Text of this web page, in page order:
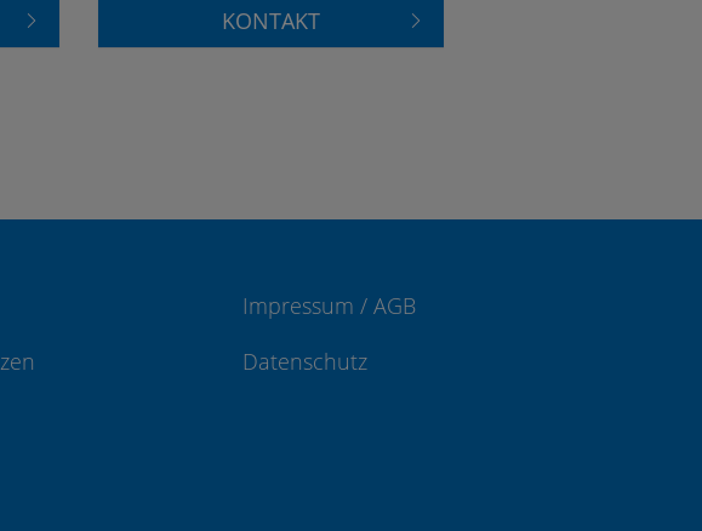
KONTAKT
Impressum / AGB
Datenschutz